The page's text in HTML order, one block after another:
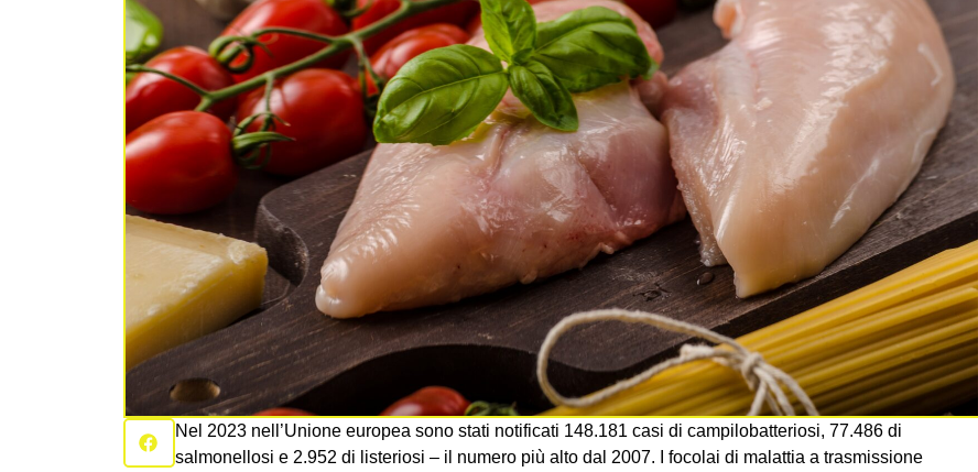
Nel 2023 nell’Unione europea sono stati notificati 148.181 casi di campilobatteriosi, 77.486 di
salmonellosi e 2.952 di listeriosi – il numero più alto dal 2007. I focolai di malattia a trasmissione